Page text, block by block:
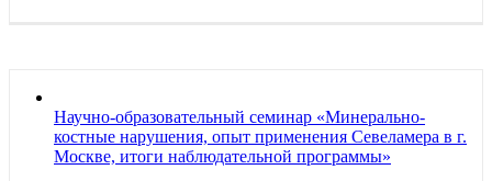
Научно-образовательный семинар «Минерально-
костные нарушения, опыт применения Севеламера в г.
Москве, итоги наблюдательной программы»